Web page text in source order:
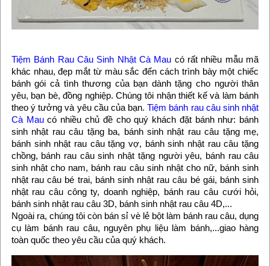
Tiệm Bánh Rau Câu Sinh Nhật Cà Mau có rất nhiều mẫu mã
khác nhau, đẹp mắt từ màu sắc đến cách trình bày một chiếc
bánh gói cả tình thương của bạn dành tặng cho người thân
yêu, bạn bè, đồng nghiệp. Chúng tôi nhận thiết kế và làm bánh
theo ý tưởng và yêu cầu của bạn.Tiệm bánh rau câu sinh nhật
Cà Maucó nhiều chủ đề cho quý khách đặt bánh như: bánh
sinh nhật rau câu tặng ba, bánh sinh nhật rau câu tặng mẹ,
bánh sinh nhật rau câu tặng vợ, bánh sinh nhật rau câu tặng
chồng, bánh rau câu sinh nhật tặng người yêu, bánh rau câu
sinh nhật cho nam, bánh rau câu sinh nhật cho nữ, bánh sinh
nhật rau câu bé trai, bánh sinh nhật rau câu bé gái, bánh sinh
nhật rau câu công ty, doanh nghiệp, bánh rau câu cưới hỏi,
bánh sinh nhật rau câu 3D, bánh sinh nhật rau câu 4D,...
Ngoài ra, chúng tôi còn bán sỉ vè lẻ bột làm bánh rau câu, dụng
cụ làm bánh rau câu, nguyên phụ liệu làm bánh,...giao hàng
toàn quốc theo yêu cầu của quý khách.